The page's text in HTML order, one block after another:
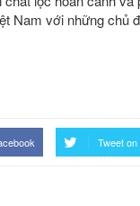
Nam với những chủ
Tweet